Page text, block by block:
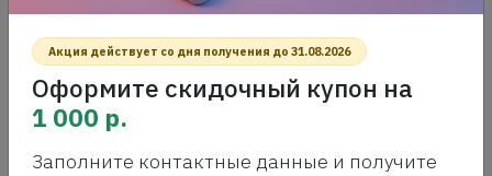
СОЛНЦЕЗАЩИТНЫЕ ОЧКИ
Акция действует со дня получения до 31.08.2026
Оформите скидочный купон на
1 000 р.
Заполните контактные данные и получите